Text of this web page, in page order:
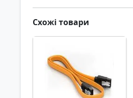
Схожі товари